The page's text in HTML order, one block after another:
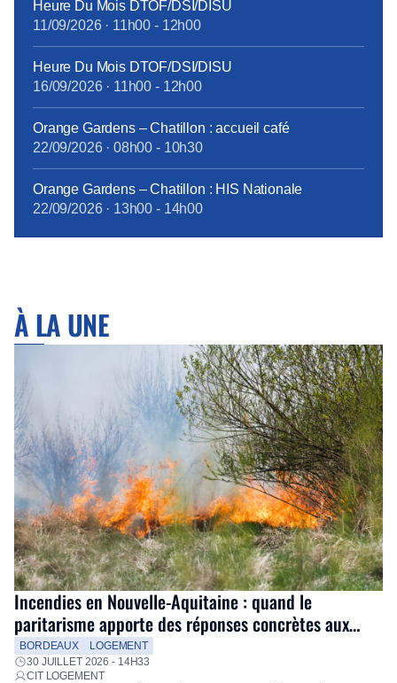
introduite en février 2015. Cette différence de
traitement touche à sa fin, grâce à la ténacité de la
CFE-CGC Orange : à compter du 1er janvier 2018,
tous les personnels bénéficieront des mêmes
garanties.
tract_complémentaire_santé_octobre2017.pdf
Heure Du Mois DTOF/DSI/DISU
11/09/2026· 11h00 - 12h00
Heure Du Mois DTOF/DSI/DISU
16/09/2026· 11h00 - 12h00
Orange Gardens – Chatillon : accueil café
22/09/2026· 08h00 - 10h30
Orange Gardens – Chatillon : HIS Nationale
22/09/2026· 13h00 - 14h00
À LA UNE
Incendies en Nouvelle-Aquitaine : quand le
paritarisme apporte des réponses concrètes aux
salariés
BORDEAUX
LOGEMENT
30 JUILLET 2026 - 14H33
CIT LOGEMENT